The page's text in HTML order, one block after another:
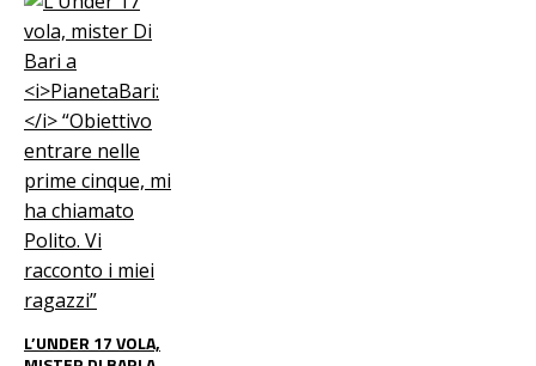
L’UNDER 17 VOLA,